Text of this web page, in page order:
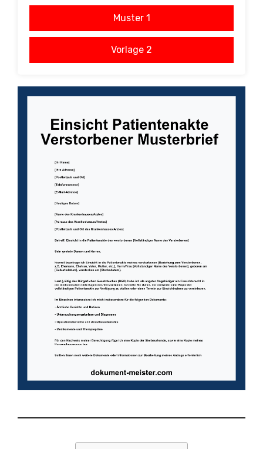
Muster 1
Vorlage 2